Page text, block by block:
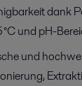
dank
und pH-
und